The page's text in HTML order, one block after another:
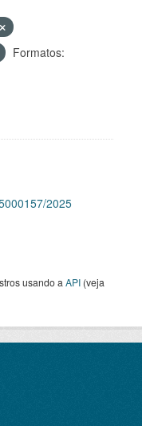
Formatos:
2025
usando a API (veja